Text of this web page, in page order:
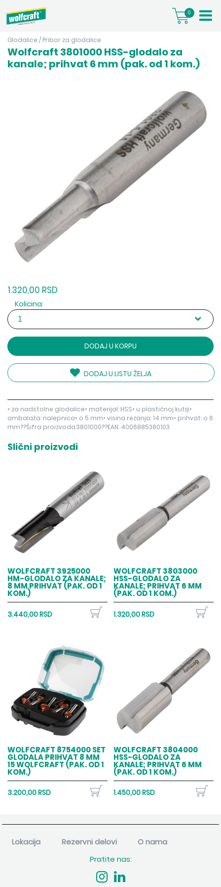
0
Glodalice / Pribor za glodalice
Wolfcraft 3801000 HSS-glodalo za
kanale; prihvat 6 mm (pak. od 1 kom.)
1.320,00 RSD
Kolicina:
DODAJ U KORPU
DODAJ U LISTU ŽELJA
• za nadstolne glodalice• materijal: HSS• u plastičnoj kutiji•
ambalaža: nalepnica• o 5 mm• visina rezanja: 14 mm• prihvat: o 6
mm??Šifra proizvoda:3801000??EAN: 4006885380103
Slični proizvodi
WOLFCRAFT 3925000
HM-GLODALO ZA KANALE;
8 MM PRIHVAT (PAK. OD 1
KOM.)
3.440,00 RSD
WOLFCRAFT 3803000
HSS-GLODALO ZA
KANALE; PRIHVAT 6 MM
(PAK. OD 1 KOM.)
1.320,00 RSD
WOLFCRAFT 8754000 SET
GLODALA PRIHVAT 8 MM
15 WOLFCRAFT (PAK. OD 1
KOM.)
3.200,00 RSD
WOLFCRAFT 3804000
HSS-GLODALO ZA
KANALE; PRIHVAT 6 MM
(PAK. OD 1 KOM.)
1.450,00 RSD
Lokacija Rezervni delovi
O nama
Pratite nas: